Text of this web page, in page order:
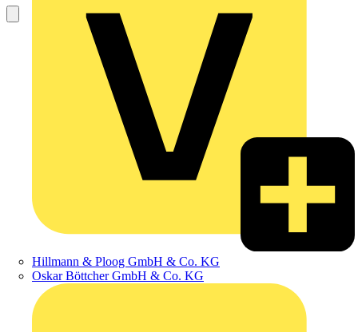
Hillmann & Ploog GmbH & Co. KG
Oskar Böttcher GmbH & Co. KG